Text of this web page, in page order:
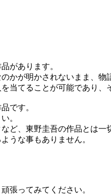
があります。
かが明かされないまま、物
てることが可能であり、
です。
。
ど、東野圭吾の作品とは
うな事もありません。
張ってみてください。